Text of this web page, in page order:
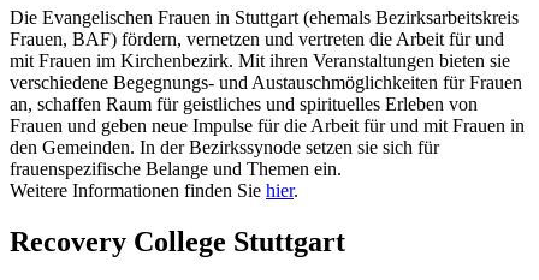
Die Evangelischen Frauen in Stuttgart (ehemals Bezirksarbeitskreis
Frauen, BAF) fördern, vernetzen und vertreten die Arbeit für und
mit Frauen im Kirchenbezirk. Mit ihren Veranstaltungen bieten sie
verschiedene Begegnungs- und Austauschmöglichkeiten für Frauen
an, schaffen Raum für geistliches und spirituelles Erleben von
Frauen und geben neue Impulse für die Arbeit für und mit Frauen in
den Gemeinden. In der Bezirkssynode setzen sie sich für
frauenspezifische Belange und Themen ein.
Weitere Informationen finden Sie hier.
Recovery College Stuttgart